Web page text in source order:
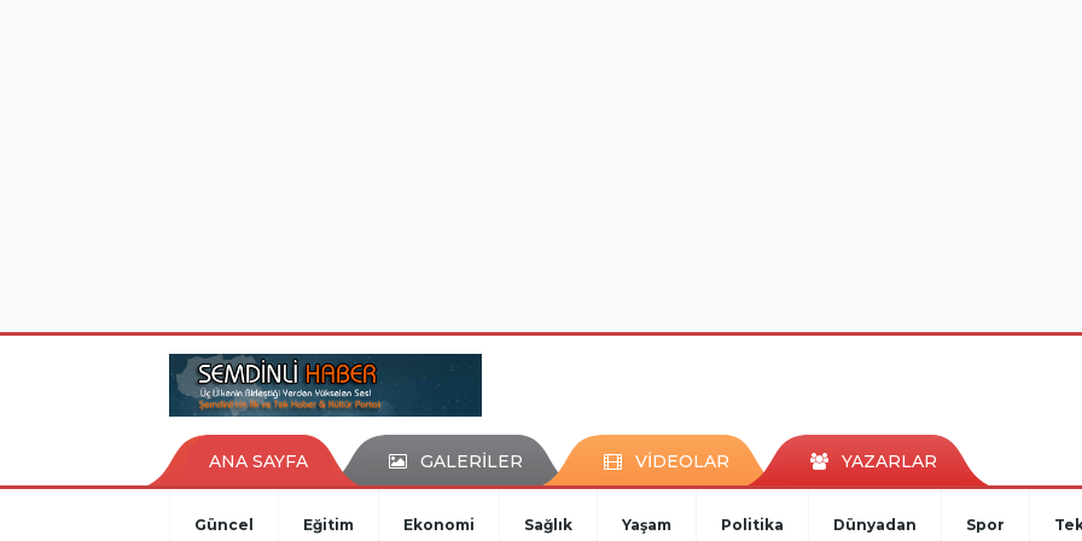
ANA SAYFA GALERİLER VİDEOLAR YAZARLAR
Güncel Eğitim Ekonomi Sağlık Yaşam Politika Dünyadan Spor